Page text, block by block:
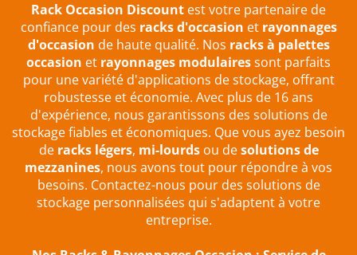
Rack Occasion Discount est votre partenaire de
confiance pour des racks d'occasion et rayonnages
d'occasion de haute qualité. Nos racks à palettes
occasion et rayonnages modulairessont parfaits
pour une variété d'applications de stockage, offrant
robustesse et économie. Avec plus de 16 ans
d'expérience, nous garantissons des solutions de
stockage fiables et économiques. Que vous ayez besoin
de racks légers, mi-lourdsou desolutions de
mezzanines, nous avons tout pour répondre à vos
besoins. Contactez-nous pour des solutions de
stockage personnalisées qui s'adaptent à votre
entreprise.